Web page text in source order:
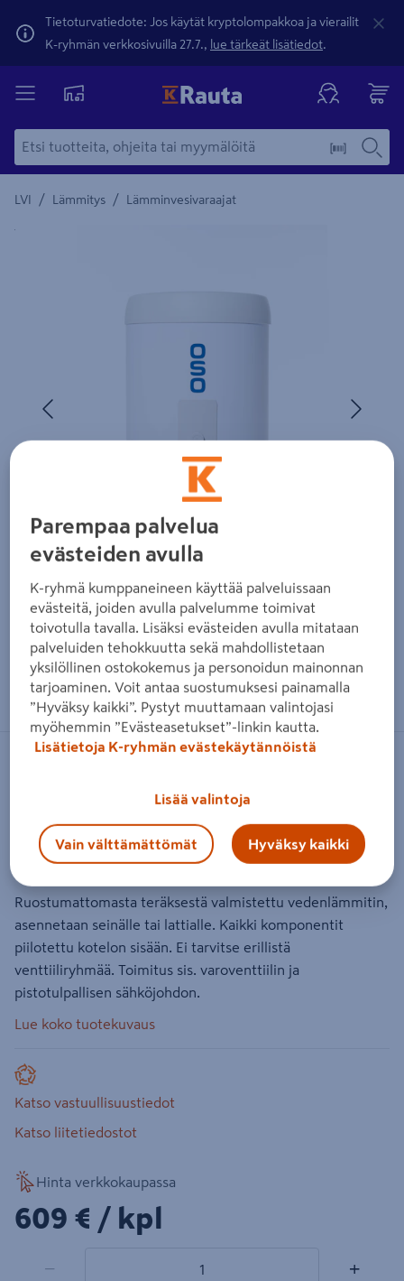
Tietoturvatiedote: Jos käytät kryptolompakkoa ja vierailit
K-ryhmän verkkosivuilla 27.7., lue tärkeät lisätiedot.
LVI / Lämmitys / Lämminvesivaraajat
Yksityiskohtainen kuvaus löytyy Tuotteen kuvaus -
Zoomaa kuvaa sormilla kosketusnäytöllä
Vedenlämmitin OSO Wally W50 2kW
1x230V
Tuotenumero:502295335 EAN-koodi :7070644007577
Ruostumattomasta teräksestä valmistettu vedenlämmitin,
asennetaan seinälle tai lattialle. Kaikki komponentit
piilotettu kotelon sisään. Ei tarvitse erillistä
venttiiliryhmää. Toimitus sis. varoventtiilin ja
pistotulpallisen sähköjohdon.
Lue koko tuotekuvaus
Katso vastuullisuustiedot
Katso liitetiedostot
Hinta verkkokaupassa
609€/kpl
609 € / kpl
− +
Parempaa palvelua
evästeiden avulla
K-ryhmä kumppaneineen käyttää palveluissaan
evästeitä, joiden avulla palvelumme toimivat
toivotulla tavalla. Lisäksi evästeiden avulla mitataan
palveluiden tehokkuutta sekä mahdollistetaan
yksilöllinen ostokokemus ja personoidun mainonnan
tarjoaminen. Voit antaa suostumuksesi painamalla
”Hyväksy kaikki”. Pystyt muuttamaan valintojasi
myöhemmin ”Evästeasetukset”-linkin kautta.
Lisätietoja K-ryhmän evästekäytännöistä
Lisää valintoja
Vain välttämättömät Hyväksy kaikki